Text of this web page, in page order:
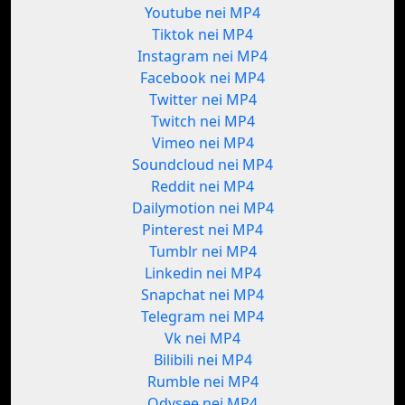
Youtube nei MP4
Tiktok nei MP4
Instagram nei MP4
Facebook nei MP4
Twitter nei MP4
Twitch nei MP4
Vimeo nei MP4
Soundcloud nei MP4
Reddit nei MP4
Dailymotion nei MP4
Pinterest nei MP4
Tumblr nei MP4
Linkedin nei MP4
Snapchat nei MP4
Telegram nei MP4
Vk nei MP4
Bilibili nei MP4
Rumble nei MP4